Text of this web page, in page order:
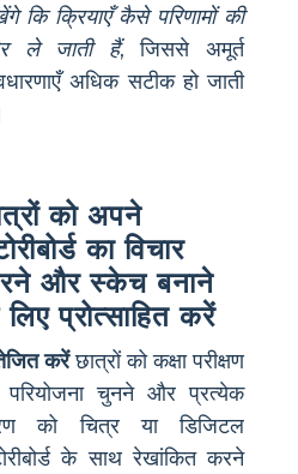
कि क्रियाएँ कैसे परिणामों की
ले जाती हैं, जिससे अमूर्त
अधिक सटीक हो जाती
को अपने
का विचार
और स्केच बनाने
प्रोत्साहित करें
करेंछात्रों को कक्षा परीक्षण
परियोजना चुनने और प्रत्येक
को चित्र या डिजिटल
के साथ रेखांकित करने